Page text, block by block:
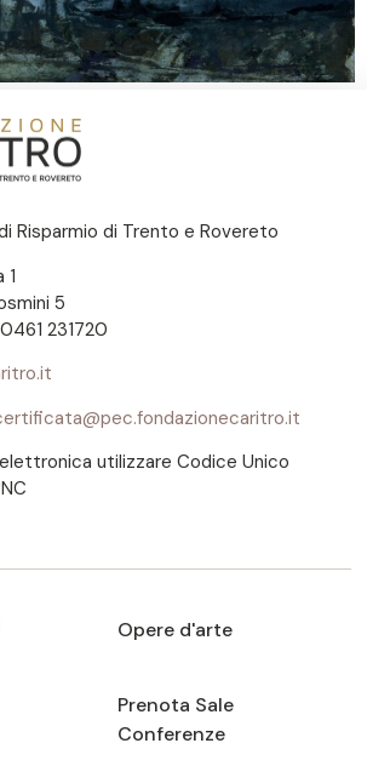
Risparmio di Trento e Rovereto
1
5
231720
utilizzare Codice Unico
Opere d'arte
Prenota Sale
Conferenze